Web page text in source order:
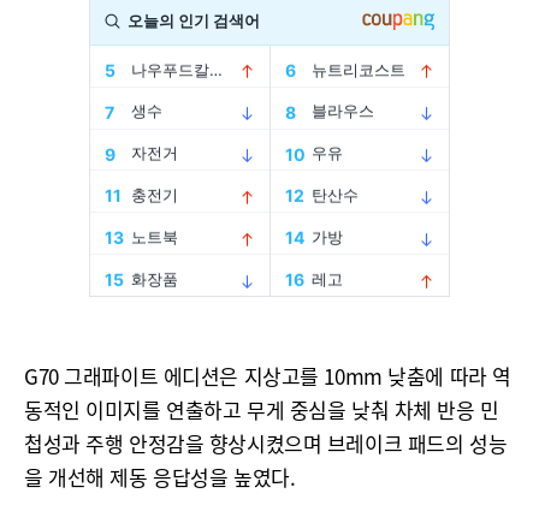
G70 그래파이트 에디션은 지상고를 10mm 낮춤에 따라 역
동적인 이미지를 연출하고 무게 중심을 낮춰 차체 반응 민
첩성과 주행 안정감을 향상시켰으며 브레이크 패드의 성능
을 개선해 제동 응답성을 높였다.